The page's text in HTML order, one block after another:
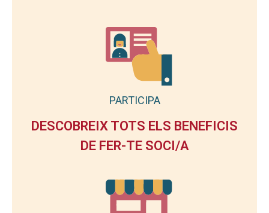
PARTICIPA
DESCOBREIX TOTS ELS BENEFICIS
DE FER-TE SOCI/A